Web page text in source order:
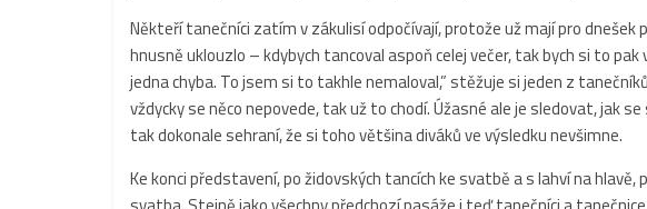
Někteří tanečníci zatím v zákulisí odpočívají, protože už mají pro dnešek
hnusně uklouzlo – kdybych tancoval aspoň celej večer, tak bych si to
jedna chyba. To jsem si to takhle nemaloval,” stěžuje si jeden z
vždycky se něco nepovede, tak už to chodí. Úžasné ale je sledovat, jak
tak dokonale sehraní, že si toho většina diváků ve výsledku nevšimne.
Ke konci představení, po židovských tancích ke svatbě a s lahví na